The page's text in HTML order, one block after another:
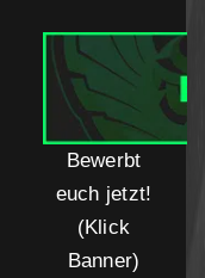
Bewerbt
euch jetzt!
(Klick
Banner)